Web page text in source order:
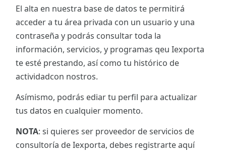
El alta en nuestra base de datos te permitirá
acceder a tu área privada con un usuario y una
contraseña y podrás consultar toda la
información, servicios, y programas qeu Iexporta
te esté prestando, así como tu histórico de
actividadcon nostros.
Asímismo, podrás ediar tu perfil para actualizar
tus datos en cualquier momento.
NOTA: si quieres ser proveedor de servicios de
consultoría de Iexporta, debes registrarte aquí